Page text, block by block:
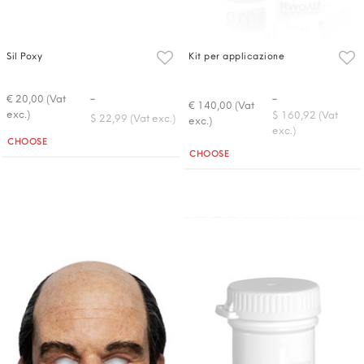
Sil Poxy
€ 20,00 (Vat
exc.)
-
$ 22,99 (Vat exc.)
Quantità
CHOOSE
Kit per applicazione
€ 140,00 (Vat
exc.)
-
$ 160,92 (Vat
exc.)
Quantità
CHOOSE